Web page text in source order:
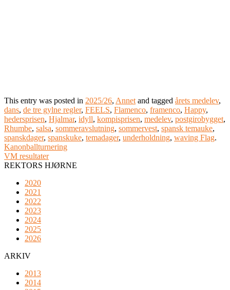
This entry was posted in 2025/26, Annetand tagged årets medelev,
dans, de tre gylne regler, FEELS, Flamenco, framenco, Happy,
hedersprisen, Hjalmar, idyll, kompisprisen, medelev, postgirobygget,
Rhumbe, salsa, sommeravslutning, sommervest, spansk temauke,
spanskdager, spanskuke, temadager, underholdning, waving Flag.
Kanonballturnering
VM resultater
REKTORS HJØRNE
2020
2021
2022
2023
2024
2025
2026
ARKIV
2013
2014